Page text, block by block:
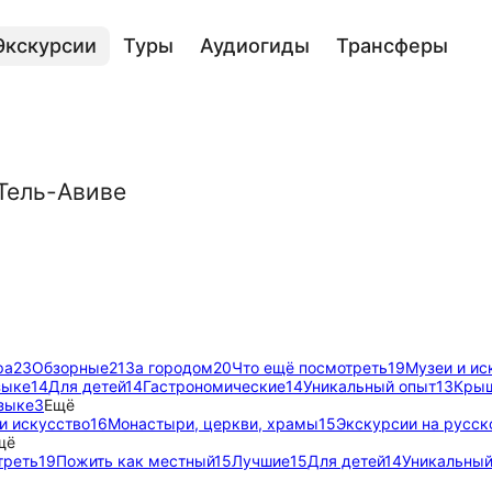
Туры Аудиогиды Трансферы
Авиве
23Обзорные21За городом20Что ещё посмотреть19Музеи и
14Для детей14Гастрономические14Уникальный опыт13
3Ещё
искусство16Монастыри, церкви, храмы15Экскурсии на
19Пожить как местный15Лучшие15Для детей14